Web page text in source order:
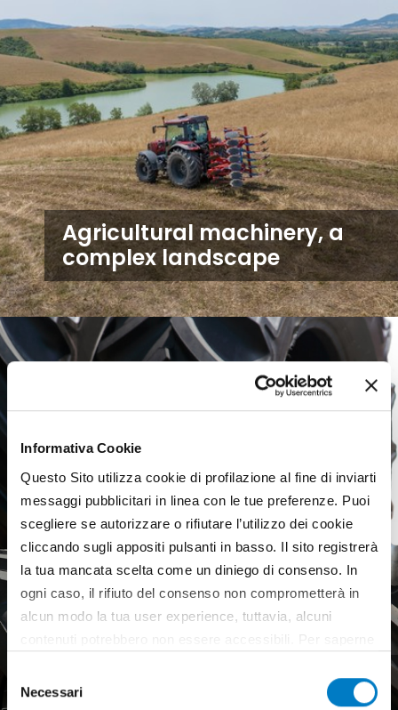
Informativa Cookie
Questo Sito utilizza cookie di profilazione al fine di inviarti
messaggi pubblicitari in linea con le tue preferenze. Puoi
scegliere se autorizzare o rifiutare l’utilizzo dei cookie
cliccando sugli appositi pulsanti in basso. Il sito registrerà
la tua mancata scelta come un diniego di consenso. In
ogni caso, il rifiuto del consenso non comprometterà in
alcun modo la tua user experience, tuttavia, alcuni
all’utilizzo di tutti, o solamente di alcuni di essi, ti
delNecessari
Agricultural machinery, a
complex landscape
Agricultural tyres, a weak
European market